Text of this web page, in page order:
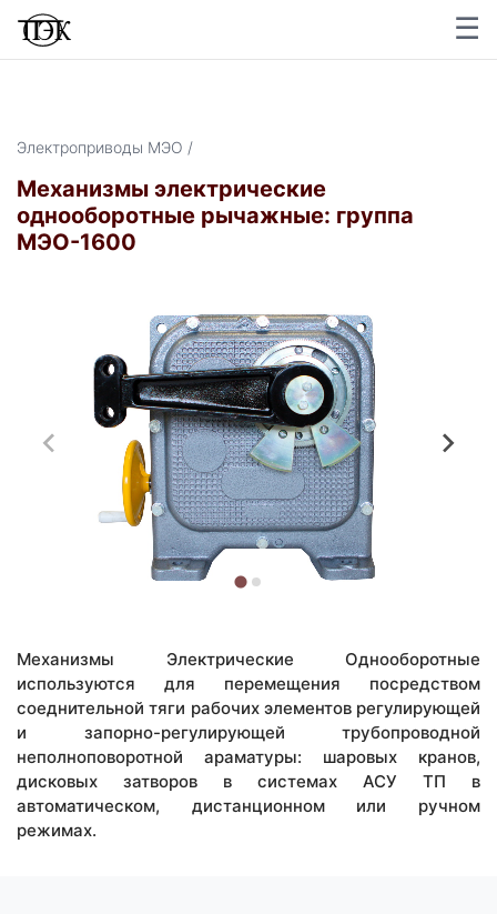
☰
×
Электроприводы МЭО /
Механизмы электрические
однооборотные рычажные: группа
МЭО-1600
Механизмы Электрические Однооборотные
используются для перемещения посредством
соеднительной тяги рабочих элементов регулирующей
и запорно-регулирующей трубопроводной
неполноповоротной араматуры: шаровых кранов,
дисковых затворов в системах АСУ ТП в
автоматическом, дистанционном или ручном
режимах.